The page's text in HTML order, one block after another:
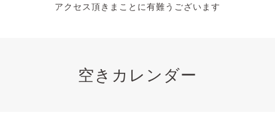
アクセス頂きまことに有難うございます
空きカレンダー